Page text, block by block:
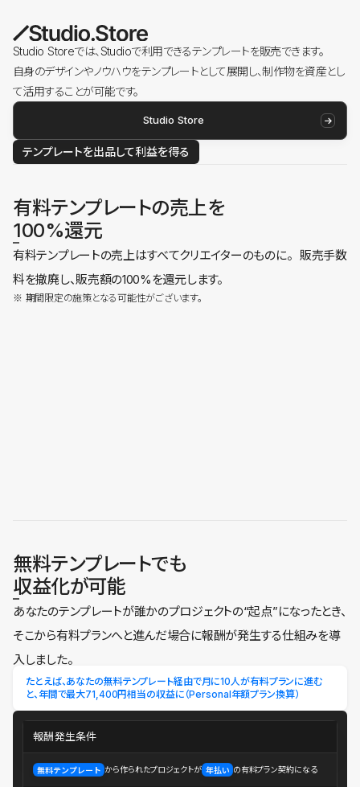
Studio Storeでは、Studioで利用できるテンプレートを販売できます。
自身のデザインやノウハウをテンプレートとして展開し、制作物を資産とし
て活用することが可能です。
Studio Store
テンプレートを出品して利益を得る
有料テンプレートの売上を
100%還元
有料テンプレートの売上はすべてクリエイターのものに。 販売手数
料を撤廃し、販売額の100%を還元します。
※ 期間限定の施策となる可能性がございます。
無料テンプレートでも
収益化が可能
あなたのテンプレートが誰かのプロジェクトの“起点”になったとき、
そこから有料プランへと進んだ場合に報酬が発生する仕組みを導
入しました。
たとえば、あなたの無料テンプレート経由で月に10人が有料プランに進む
と、年間で最大71,400円相当の収益に（Personal年額プラン換算）
報酬発生条件
無料テンプレート から作られたプロジェクトが 年払い の有料プラン契約になる